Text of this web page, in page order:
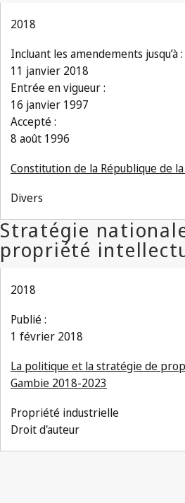
2018
Incluant les amendements jusqu’à :
11 janvier 2018
Entrée en vigueur :
16 janvier 1997
Accepté :
8 août 1996
Constitution de la République de
Divers
2018
Publié :
1 février 2018
La politique et la stratégie de
Gambie 2018-2023
Propriété industrielle
Droit d'auteur